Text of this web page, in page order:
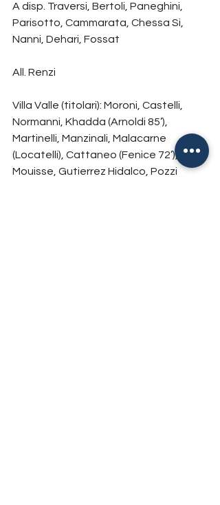
A disp. Traversi, Bertoli, Paneghini,
Parisotto, Cammarata, Chessa Si,
Nanni, Dehari, Fossat
All. Renzi
Villa Valle (titolari): Moroni, Castelli,
Normanni, Khadda (Arnoldi 85’),
Martinelli, Manzinali, Malacarne
(Locatelli), Cattaneo (Fenice 72’),
Mouisse, Gutierrez Hidalco, Pozzi